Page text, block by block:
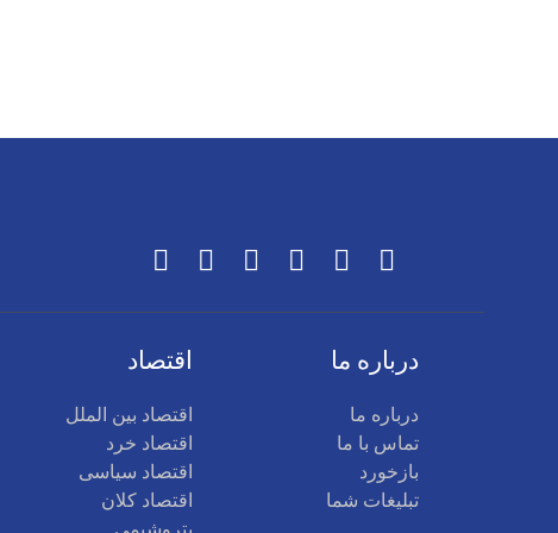
درباره ما
درباره ما
تماس با ما
بازخورد
تبلیغات شما
اقتصاد
اقتصاد بین الملل
اقتصاد خرد
اقتصاد سیاسی
اقتصاد کلان